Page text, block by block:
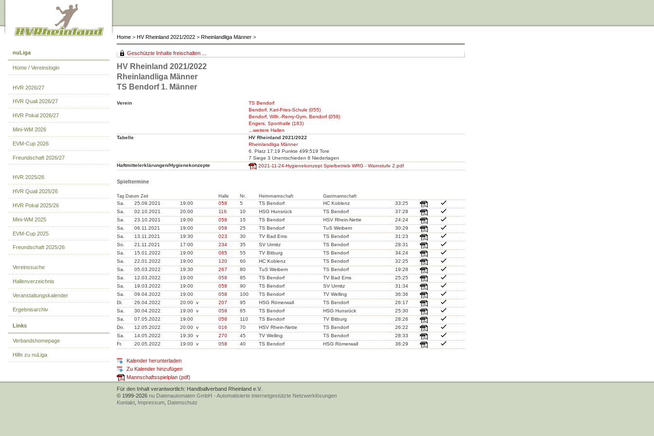
Home > HV Rheinland 2021/2022 > Rheinlandliga Männer >
nuLiga
Home / Vereinslogin
HVR 2026/27
HVR Quali 2026/27
HVR Pokal 2026/27
Mini-WM 2026
EVM-Cup 2026
Freundschaft 2026/27
HVR 2025/26
HVR Quali 2025/26
HVR Pokal 2025/26
Mini-WM 2025
EVM-Cup 2025
Freundschaft 2025/26
Vereinssuche
Hallenverzeichnis
Veranstaltungskalender
Ergebnisarchiv
Links
Verbandshomepage
Hilfe zu nuLiga
Geschützte Inhalte freischalten ...
HV Rheinland 2021/2022
Rheinlandliga Männer
TS Bendorf 1. Männer
Verein
TS Bendorf
Bendorf, Karl-Fries-Schule (055)
Bendorf, Wilh.-Remy-Gym. Bendorf (058)
Engers, Sporthalle (183)
...weitere Hallen
Tabelle
HV Rheinland 2021/2022
Rheinlandliga Männer
6. Platz 17:19 Punkte 499:519 Tore
7 Siege 3 Unentschieden 8 Niederlagen
Haftmittelerklärungen/Hygienekonzepte
2021-11-24-Hygienekonzept Spielbetrieb WRG - Warnstufe 2.pdf
Spieltermine
Tag Datum Zeit Halle Nr. Heimmannschaft Gastmannschaft
Sa. 25.09.2021 19:00 058 5 TS Bendorf HC Koblenz
33:25
Sa.
02.10.2021 20:00 116 10 HSG Hunsrück TS Bendorf
37:28
Sa.
23.10.2021 19:00 058 15 TS Bendorf HSV Rhein-Nette
24:24
Sa.
06.11.2021 19:00 058 25 TS Bendorf TuS Weibern
30:29
Sa.
13.11.2021 19:30 023 30 TV Bad Ems TS Bendorf
31:23
So.
21.11.2021 17:00 234 35 SV Urmitz TS Bendorf
28:31
Sa.
15.01.2022 19:00 065 55 TV Bitburg TS Bendorf
34:24
Sa.
22.01.2022 19:00 120 60 HC Koblenz TS Bendorf
32:25
Sa.
05.03.2022 19:30 267 80 TuS Weibern TS Bendorf
19:28
Sa.
12.03.2022 19:00 058 85 TS Bendorf TV Bad Ems
25:25
Sa.
19.03.2022 19:00 058 90 TS Bendorf SV Urmitz
31:34
Sa.
09.04.2022 19:00 058 100 TS Bendorf TV Welling
36:36
Di.
26.04.2022 20:00 v 207 95 HSG Römerwall TS Bendorf
26:17
Sa.
30.04.2022 19:00 v 058 65 TS Bendorf HSG Hunsrück
25:30
Sa.
07.05.2022 19:00 058 110 TS Bendorf TV Bitburg
28:26
Do.
12.05.2022 20:00 v 016 70 HSV Rhein-Nette TS Bendorf
26:22
Sa.
14.05.2022 19:30 v 270 45 TV Welling TS Bendorf
28:33
Fr.
20.05.2022 19:00 v 058 40 TS Bendorf HSG Römerwall 36:29
Kalender herunterladen
Zu Kalender hinzufügen
Mannschaftsspielplan (pdf)
Für den Inhalt verantwortlich: Handballverband Rheinland e.V.
© 1999-2026 nu Datenautomaten GmbH - Automatisierte internetgestützte Netzwerklösungen
Kontakt Impressum Datenschutz